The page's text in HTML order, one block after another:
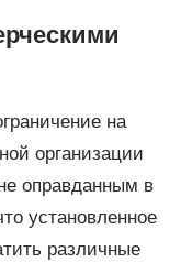
на
организации
оправданным в
установленное
различные